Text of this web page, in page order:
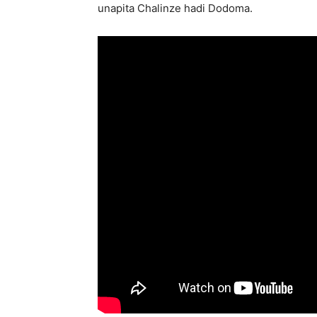
unapita Chalinze hadi Dodoma.